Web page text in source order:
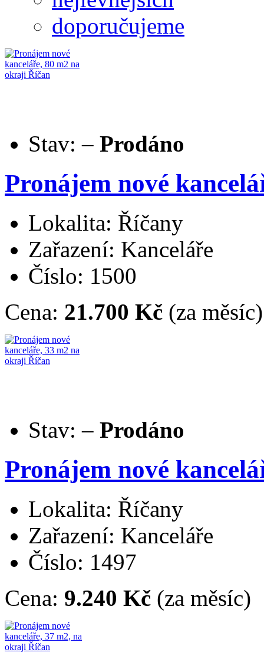
doporučujeme
Stav: – Prodáno
Pronájem nové
Lokalita: Říčany
Zařazení: Kanceláře
Číslo: 1500
Cena: 21.700 Kč (za měsíc)
Stav: – Prodáno
Pronájem nové
Lokalita: Říčany
Zařazení: Kanceláře
Číslo: 1497
Cena: 9.240 Kč (za měsíc)